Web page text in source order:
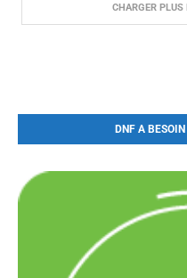
CHARGER
DNF A